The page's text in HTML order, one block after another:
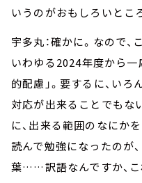
いうのがおもしろいとこ
宇多丸：確かに。なので
いわゆる2024年度から一
的配慮」。要するに、い
対応が出来ることでもな
に、出来る範囲のなにか
読んで勉強になったのが
葉……訳語なんですか、こ